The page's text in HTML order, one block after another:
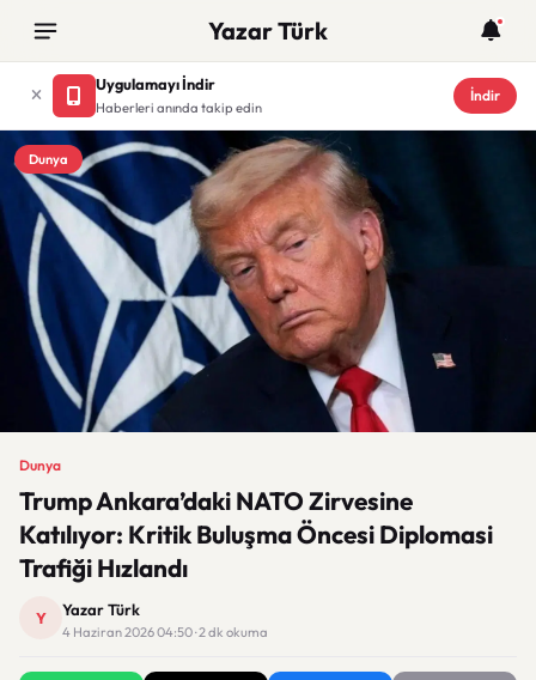
Yazar Türk
Uygulamayı İndir
Haberleri anında takip edin
İndir
Dunya
Dunya
Trump Ankara’daki NATO Zirvesine
Katılıyor: Kritik Buluşma Öncesi Diplomasi
Trafiği Hızlandı
Y Yazar Türk
4 Haziran 2026 04:50 · 2 dk okuma